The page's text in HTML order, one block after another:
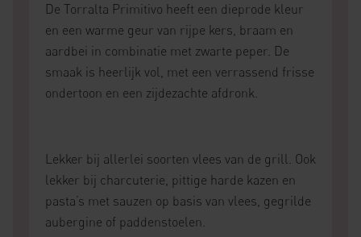
De Torralta Primitivo heeft een dieprode kleur
en een warme geur van rijpe kers, braam en
aardbei in combinatie met zwarte peper. De
smaak is heerlijk vol, met een verrassend frisse
ondertoon en een zijdezachte afdronk.
Lekker bij allerlei soorten vlees van de grill. Ook
lekker bij charcuterie, pittige harde kazen en
pasta’s met sauzen op basis van vlees, gegrilde
aubergine of paddenstoelen.